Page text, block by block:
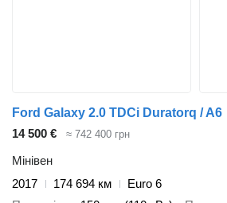
Ford Galaxy 2.0 TDCi Duratorq / A6
14 500 €
≈ 742 400 грн
Мінівен
2017
174 694 км
Euro 6